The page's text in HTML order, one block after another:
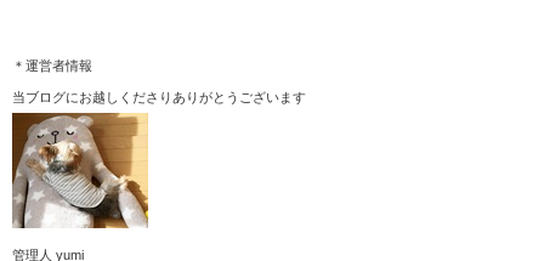
＊運営者情報
当ブログにお越しくださりありがとうございます
管理人 yumi